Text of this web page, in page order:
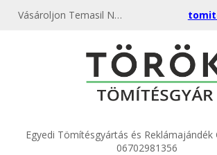
Vásároljon Temasil NG 1500x750x3 mm azbesztmentes tömítőlemezt 250°C hőállóság, 100 bar nyomásbírás, kiváló olaj- és gőztűrés.
Egyedi Tömítésgyártás és Reklámajándék
06702981356